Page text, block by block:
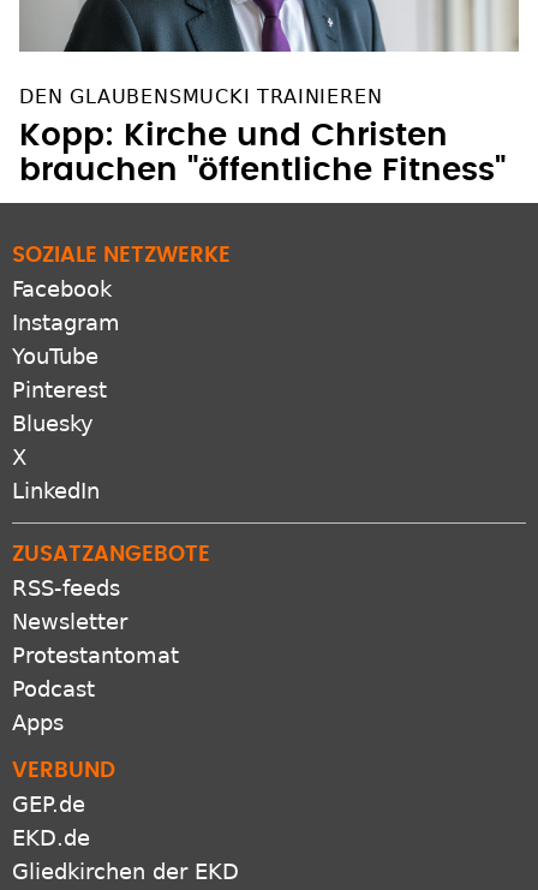
DEN GLAUBENSMUCKI TRAINIEREN
Kopp: Kirche und Christen
brauchen "öffentliche Fitness"
SOZIALE NETZWERKE
Facebook
Instagram
YouTube
Pinterest
Bluesky
X
LinkedIn
ZUSATZANGEBOTE
RSS-feeds
Newsletter
Protestantomat
Podcast
Apps
VERBUND
GEP.de
EKD.de
Gliedkirchen der EKD